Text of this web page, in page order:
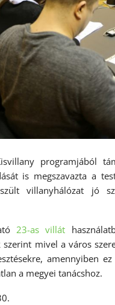
programjából
is megszavazta a
villanyhálózat jó
23-as villát
szerint mivel a város
amennyiben
a megyei tanácshoz.